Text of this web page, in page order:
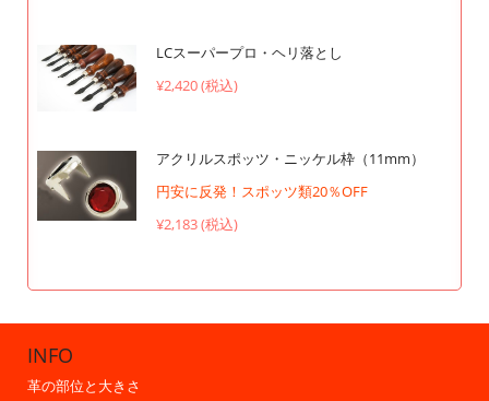
LCスーパープロ・ヘリ落とし
¥2,420 (税込)
アクリルスポッツ・ニッケル枠（11mm）
円安に反発！スポッツ類20％OFF
¥2,183 (税込)
INFO
革の部位と大きさ